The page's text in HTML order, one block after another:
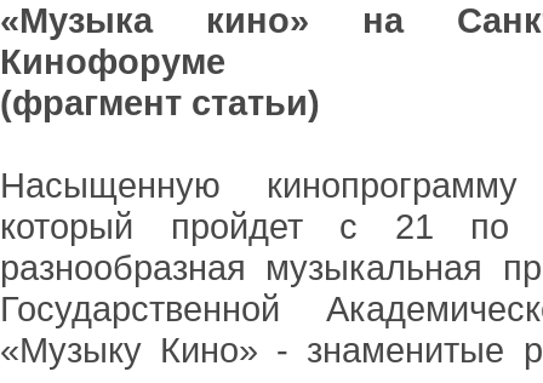
«Музыка кино» на
Кинофоруме
(фрагмент статьи)
Насыщенную кинопрограмму
который пройдет с 21 по
разнообразная музыкальная
Государственной
«Музыку Кино» - знаменитые